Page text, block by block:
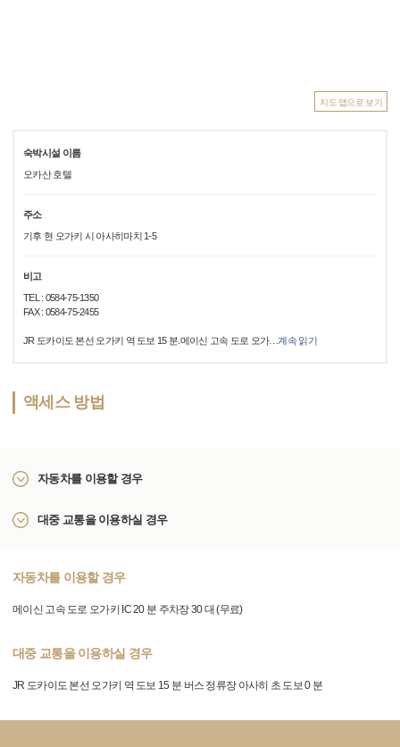
지도 앱으로 보기
숙박시설 이름
오카산 호텔
주소
기후 현 오가키 시 아사히마치 1-5
비고
TEL : 0584-75-1350
FAX : 0584-75-2455
JR 도카이도 본선 오가키 역 도보 15 분.메이신 고속 도로 오가… 계속 읽기
액세스 방법
자동차를 이용할 경우
대중 교통을 이용하실 경우
자동차를 이용할 경우
메이신 고속 도로 오가키 IC 20 분 주차장 30 대 (무료)
대중 교통을 이용하실 경우
JR 도카이도 본선 오가키 역 도보 15 분 버스 정류장 아사히 초 도보 0 분